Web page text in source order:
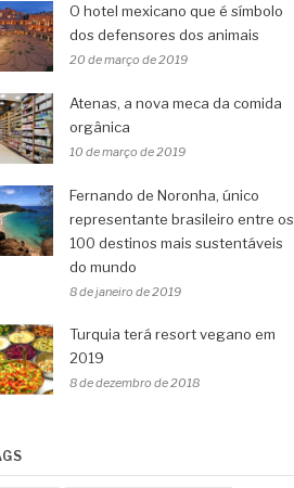
O hotel mexicano que é símbolo
dos defensores dos animais
20 de março de 2019
Atenas, a nova meca da comida
orgânica
10 de março de 2019
Fernando de Noronha, único
representante brasileiro entre os
100 destinos mais sustentáveis
do mundo
8 de janeiro de 2019
Turquia terá resort vegano em
2019
8 de dezembro de 2018